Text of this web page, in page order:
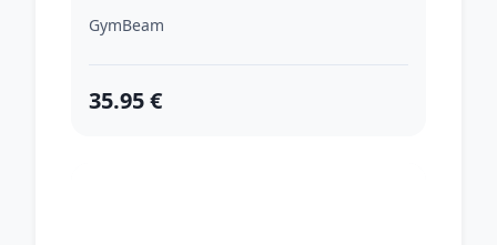
GymBeam
35.95 €